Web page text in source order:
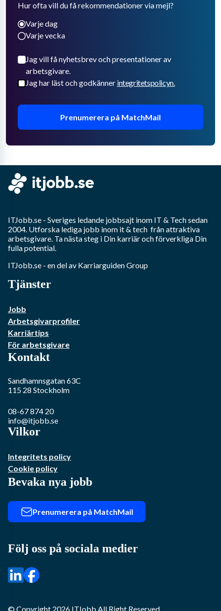
Hur ofta vill du få rekommendationer via mejl?
Varje dag
Varje vecka
Jag vill få nyhetsbrev och presentationer av
arbetsgivare.
Jag har läst och godkänner integritetspolicyn.
Prenumerera på MatchMail
ITJobb.se - Sveriges ledande jobbsajt inom IT & Techsedan
2004. Utforska lediga jobb inom it & tech från attraktiva
arbetsgivare. Ta nästa steg i Din karriär och förverkliga Din
fulla potential.
ITJobb.se - en del av Karriarguiden Group
Tjänster
Jobb
Arbetsgivarprofiler
Karriärtips
För arbetsgivare
Kontakt
Sandhamnsgatan 63C
115 28 Stockholm
08-67 874 20
info@itjobb.se
Vilkor
Integritets policy
Cookie policy
Bevaka nya jobb
Prenumerera på MatchMail
Följ oss på sociala medier
© Copyright 2026 ITJobb All Right Reserved